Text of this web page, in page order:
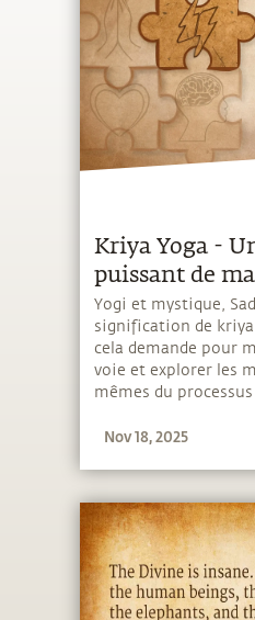
Kriya Yoga -
puissant de
chemin
Yogi et mystique,
signification de kriya
cela demande pour
voie et explorer les
mêmes du
Nov 18, 2025